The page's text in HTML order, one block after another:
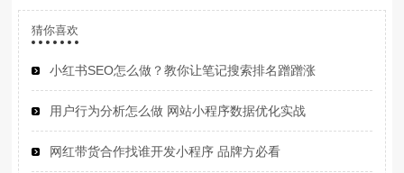
猜你喜欢
小红书SEO怎么做？教你让笔记搜索排名蹭蹭涨
用户行为分析怎么做 网站小程序数据优化实战
网红带货合作找谁开发小程序 品牌方必看